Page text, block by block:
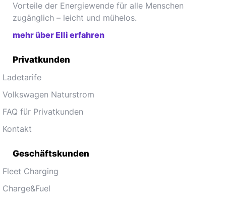
Vorteile der Energiewende für alle Menschen
zugänglich – leicht und mühelos.
mehr über Elli erfahren
Privatkunden
Ladetarife
Volkswagen Naturstrom
FAQ für Privatkunden
Kontakt
Geschäftskunden
Fleet Charging
Charge&Fuel